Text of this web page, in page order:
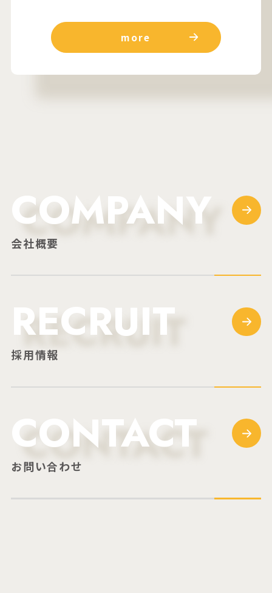
more
COMPANY
会社概要
RECRUIT
採用情報
CONTACT
お問い合わせ